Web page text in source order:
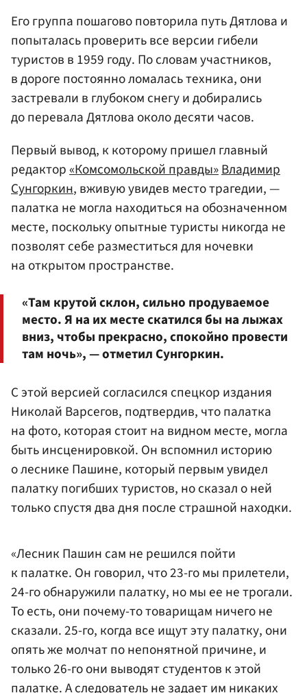
Его группа пошагово повторила путь Дятлова и
попыталась проверить все версии гибели
туристов в 1959 году. По словам участников,
в дороге постоянно ломалась техника, они
застревали в глубоком снегу и добирались
до перевала Дятлова около десяти часов.
Первый вывод, к которому пришел главный
редактор«Комсомольской правды»Владимир
Сунгоркин, вживую увидев место трагедии, —
палатка не могла находиться на обозначенном
месте, поскольку опытные туристы никогда не
позволят себе разместиться для ночевки
на открытом пространстве.
«Там крутой склон, сильно продуваемое
место. Я на их месте скатился бы на лыжах
вниз, чтобы прекрасно, спокойно провести
там ночь», — отметил Сунгоркин.
С этой версией согласился спецкор издания
Николай Варсегов, подтвердив, что палатка
на фото, которая стоит на видном месте, могла
быть инсценировкой. Он вспомнил историю
о леснике Пашине, который первым увидел
палатку погибших туристов, но сказал о ней
только спустя два дня после страшной находки.
«Лесник Пашин сам не решился пойти
к палатке. Он говорил, что 23-го мы прилетели,
24-го обнаружили палатку, но мы ее не трогали.
То есть, они почему-то товарищам ничего не
сказали. 25-го, когда все ищут эту палатку, они
опять же молчат по непонятной причине, и
только 26-го они выводят студентов к этой
палатке. А следователь не задает им никаких